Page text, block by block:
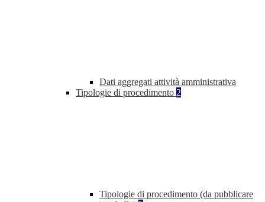
Dati aggregati attività amministrativa
Tipologie di procedimento 2
Tipologie di procedimento (da pubblicare